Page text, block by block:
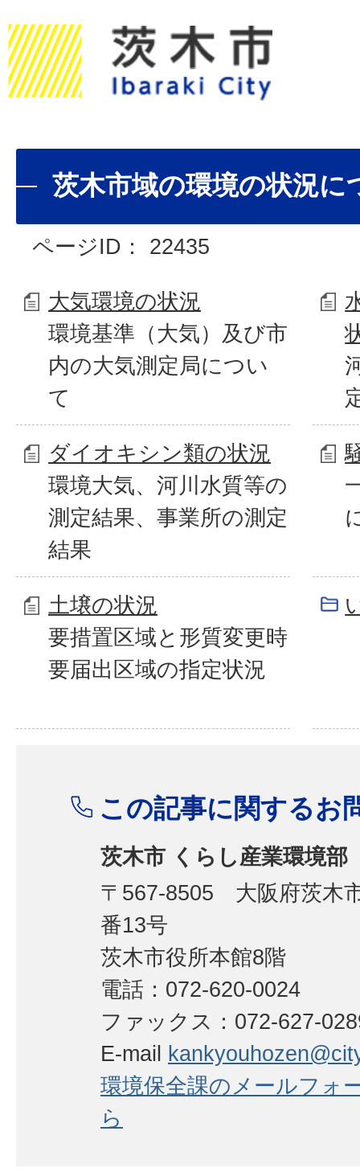
茨木市域の環境の状況に
ページID： 22435
大気環境の状況
環境基準（大気）及び市
内の大気測定局につい
て
ダイオキシン類の状況
環境大気、河川水質等の
測定結果、事業所の測定
結果
土壌の状況
要措置区域と形質変更時
要届出区域の指定状況
この記事に関するお
茨木市 くらし産業環境
〒567-8505 大阪府茨木
番13号
茨木市役所本館8階
電話：072-620-0024
ファックス：072-627-
E-mail
環境保全課のメールフォ
ら